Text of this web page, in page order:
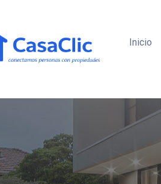
Inicio